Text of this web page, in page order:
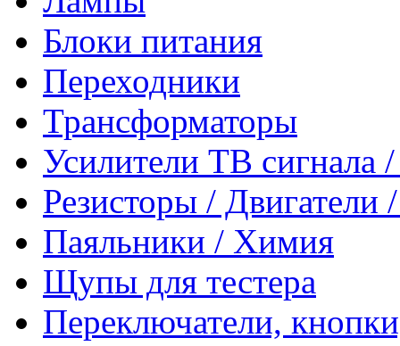
Блоки питания
Переходники
Трансформаторы
Усилители ТВ сигнала
Резисторы /
Паяльники / Химия
Щупы для тестера
Переключатели,